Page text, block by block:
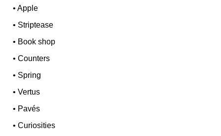
•Apple
• Striptease
• Book shop
•Counters
• Spring
•Vertus
• Pavés
•Curiosities